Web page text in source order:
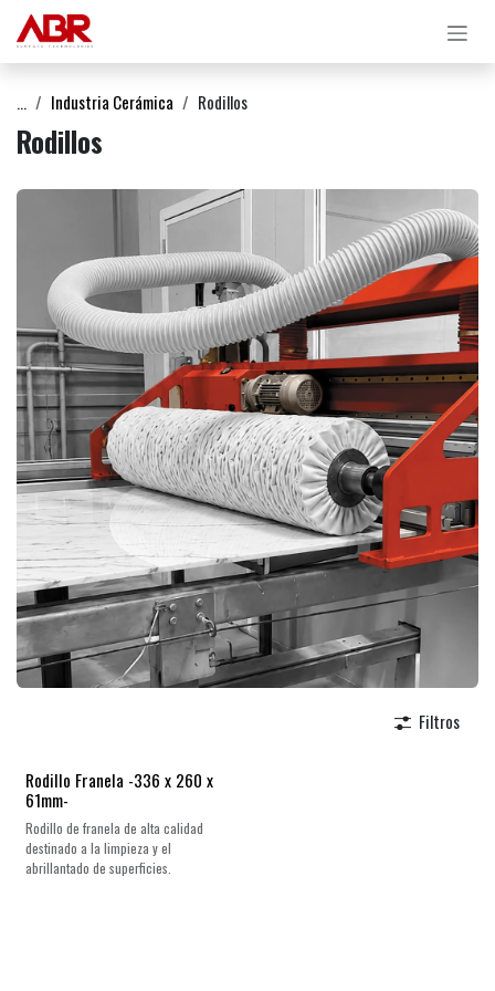
Ir al contenido
... Industria Cerámica Rodillos
Rodillos
Filtros
Rodillo Franela -336 x 260 x
61mm-
Rodillo de franela de alta calidad
destinado a la limpieza y el
abrillantado de superficies.